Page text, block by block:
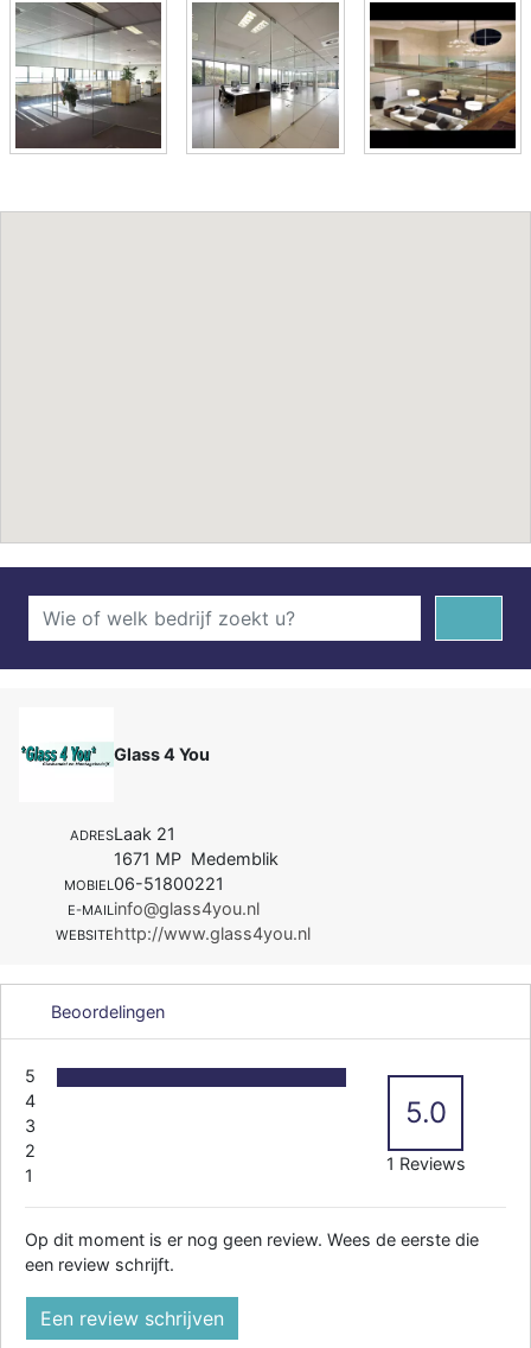
Glass 4 You
ADRESLaak 21
1671 MP Medemblik
MOBIEL06-51800221
E-MAILinfo@glass4you.nl
WEBSITEhttp://www.glass4you.nl
Beoordelingen
5
4
3
2
1
5.0
1 Reviews
Op dit moment is er nog geen review. Wees de eerste die
een review schrijft.
Een review schrijven